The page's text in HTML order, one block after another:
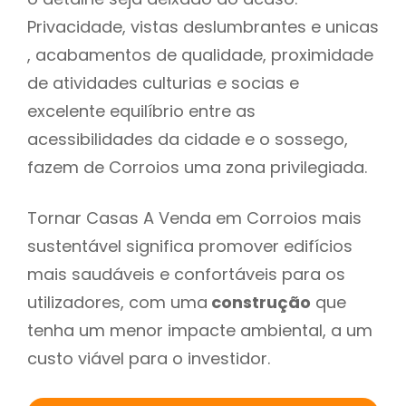
Privacidade, vistas deslumbrantes e unicas
, acabamentos de qualidade, proximidade
de atividades culturias e socias e
excelente equilíbrio entre as
acessibilidades da cidade e o sossego,
fazem de Corroios uma zona privilegiada.
Tornar Casas A Venda em Corroios mais
sustentável significa promover edifícios
mais saudáveis e confortáveis para os
utilizadores, com uma construção que
tenha um menor impacte ambiental, a um
custo viável para o investidor.